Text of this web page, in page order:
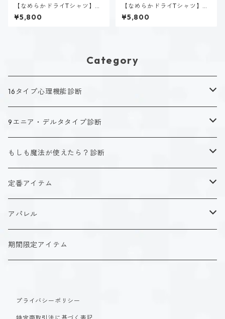
【なめらかドライTシャツ】タ
イプ３-求める人（ダーク）｜
ブラック
¥5,800
【なめらかドライTシャツ】新
田 理央（ISTJ）｜ブラック
¥5,800
Category
16タイプ心理機能診断
キャラクタータイプ
ISTJ（新田 理央）
ISFJ（花園 明日香）
定番アイテム
アクリルストラップ
アクリルスタンド
9エニア・デルタタイプ診断
キャラクタータイプ
タイプ１-正す人
タイプ２-助ける人
ホーリーデザイン
ダークデザイン
定番アイテム
アクリルスタンド
もしも魔法が使えたら？診断
魔法スタイル
生命魔法~Vitality~
自然魔法~Elemental~
創造魔法~Genesis~
αシリーズ
βシリーズ
アクリルストラップ
定番アイテム
アクリルストラップ
アクリルスタンド
アパレル
Tシャツ
パーカー
期間限定アイテム
プライバシーポリシー